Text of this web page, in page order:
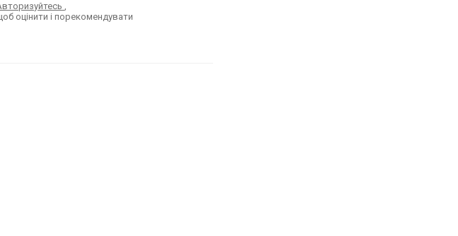
,
оцінити і порекомендувати